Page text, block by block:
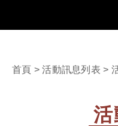
首頁 >活動訊息列表 >
活